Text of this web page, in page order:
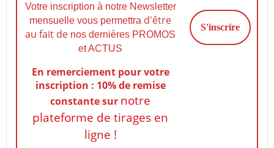
Votre inscription à notre Newsletter
mensuelle vous permettra d'être
au fait de nos dernières PROMOS
et ACTUS
En remerciement pour votre
inscription : 10% de remise
constantesur notre
plateforme de tirages en
ligne !